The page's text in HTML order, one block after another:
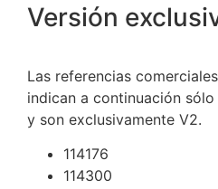
Versión
Las referencias
indican a continuación
y son exclusivamente V2.
114176
114300